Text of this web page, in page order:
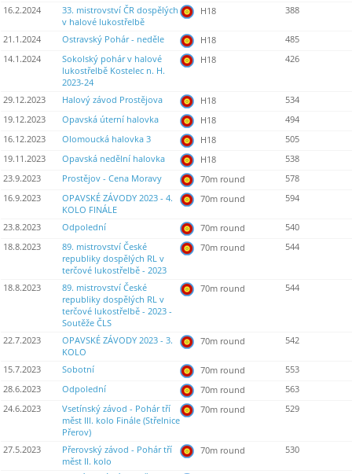
16.2.2024
33. mistrovství ČR dospělých
v halové lukostřelbě
H18 388
21.1.2024 Ostravský Pohár - neděle H18
485
14.1.2024
Sokolský pohár v halové
lukostřelbě Kostelec n. H.
2023-24
H18 426
29.12.2023 Halový závod Prostějova H18
534
19.12.2023
Opavská úterní halovka H18
494
16.12.2023
Olomoucká halovka 3 H18
505
19.11.2023
Opavská nedělní halovka H18
538
23.9.2023
Prostějov - Cena Moravy 70m round
578
16.9.2023
OPAVSKÉ ZÁVODY 2023 - 4.
KOLO FINÁLE
70m round 594
23.8.2023 Odpolední 70m round
540
18.8.2023
89. mistrovství České
republiky dospělých RL v
terčové lukostřelbě - 2023
70m round 544
18.8.2023
89. mistrovství České
republiky dospělých RL v
terčové lukostřelbě - 2023 -
Soutěže ČLS
70m round 544
22.7.2023
OPAVSKÉ ZÁVODY 2023 - 3.
KOLO
70m round 542
15.7.2023 Sobotní 70m round
553
28.6.2023
Odpolední 70m round
563
24.6.2023
Vsetínský závod - Pohár tří
měst III. kolo Finále (Střelnice
Přerov)
70m round 529
27.5.2023
Přerovský závod - Pohár tří
měst II. kolo
70m round 530